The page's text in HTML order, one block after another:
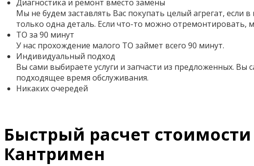
Диагностика и ремонт вместо замены
Мы не будем заставлять Вас покупать целый агрегат, если
только одна деталь. Если что-то можно отремонтировать,
ТО за 90 минут
У нас прохождение малого ТО займет всего 90 минут.
Индивидуальный подход
Вы сами выбираете услуги и запчасти из предложенных. Вы
подходящее время обслуживания.
Никаких очередей
Быстрый расчет
Кантримен